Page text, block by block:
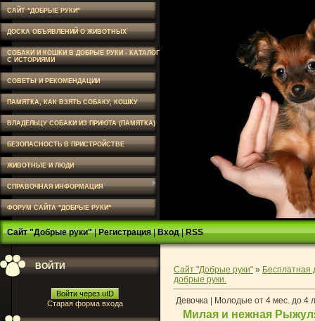
САЙТ "ДОБРЫЕ РУКИ"
ДОСКА ОБЪЯВЛЕНИЙ О ЖИВОТНЫХ
СОБАКИ И КОШКИ В ДОБРЫЕ РУКИ - КАТАЛОГ
С ИСТОРИЯМИ
СОВЕТЫ И РЕКОМЕНДАЦИИ
ПАМЯТКА, КАК ВЗЯТЬ СОБАКУ, КОШКУ
ВЛАДЕЛЬЦУ СОБАКИ ИЗ ПРИЮТА (ПАМЯТКА)
БЕЗОПАСНОСТЬ В ПРИСТРОЙСТВЕ
ЖИВОТНЫЕ И ЛЮДИ
СПРАВОЧНАЯ ИНФОРМАЦИЯ
ФОРУМ САЙТА "ДОБРЫЕ РУКИ"
Сайт "Добрые руки"|Регистрация|Вход|RSS
ВОЙТИ
Войти через uID
Старая форма входа
Сайт "Добрые руки" » Бесплатная
добрые руки.
Девочка | Молодые от 4 мес. до 4
Милая и нежная